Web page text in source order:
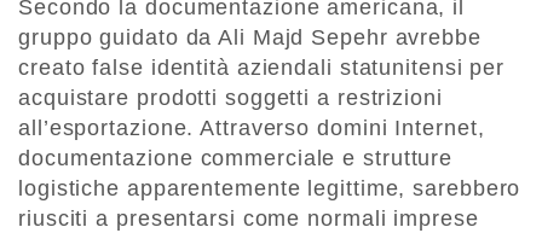
Secondo la documentazione americana, il
gruppo guidato da Ali Majd Sepehr avrebbe
creato false identità aziendali statunitensi per
acquistare prodotti soggetti a restrizioni
all’esportazione. Attraverso domini Internet,
documentazione commerciale e strutture
logistiche apparentemente legittime, sarebbero
riusciti a presentarsi come normali imprese